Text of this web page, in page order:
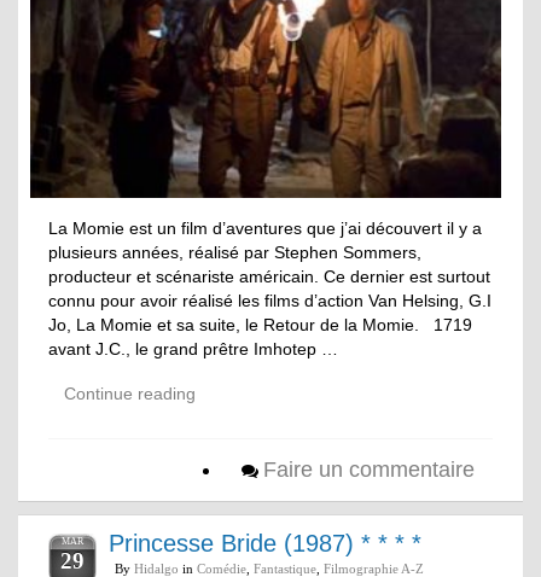
La Momie est un film d’aventures que j’ai découvert il y a
plusieurs années, réalisé par Stephen Sommers,
producteur et scénariste américain. Ce dernier est surtout
connu pour avoir réalisé les films d’action Van Helsing, G.I
Jo, La Momie et sa suite, le Retour de la Momie. 1719
avant J.C., le grand prêtre Imhotep …
Continue reading
Faire un commentaire
MAR
29
Princesse Bride (1987) * * * *
By Hidalgo in Comédie Fantastique Filmographie A-Z